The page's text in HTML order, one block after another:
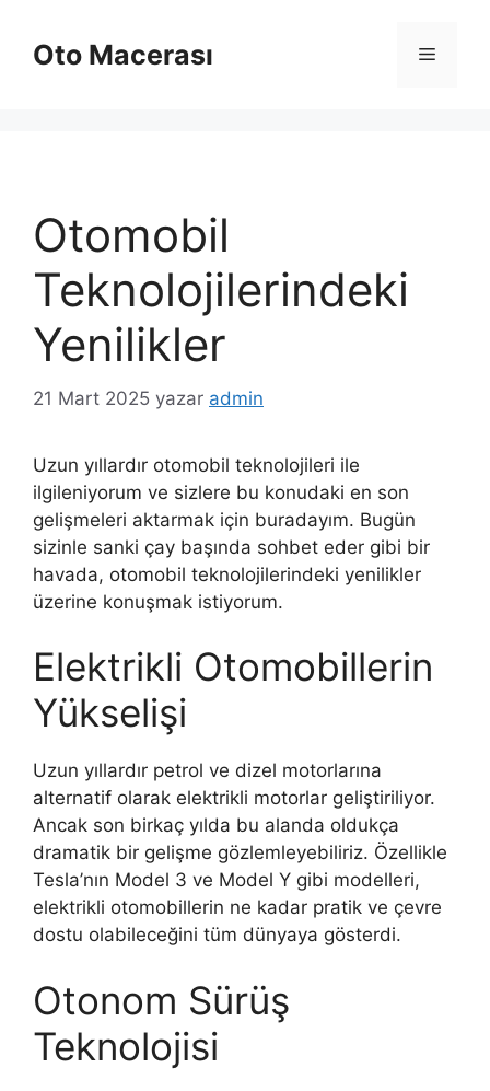
Oto Macerası Menü
Otomobil
Teknolojilerindeki
Yenilikler
21 Mart 2025 yazar admin
Uzun yıllardır otomobil teknolojileri ile
ilgileniyorum ve sizlere bu konudaki en son
gelişmeleri aktarmak için buradayım. Bugün
sizinle sanki çay başında sohbet eder gibi bir
havada, otomobil teknolojilerindeki yenilikler
üzerine konuşmak istiyorum.
Elektrikli Otomobillerin
Yükselişi
Uzun yıllardır petrol ve dizel motorlarına
alternatif olarak elektrikli motorlar geliştiriliyor.
Ancak son birkaç yılda bu alanda oldukça
dramatik bir gelişme gözlemleyebiliriz. Özellikle
Tesla’nın Model 3 ve Model Y gibi modelleri,
elektrikli otomobillerin ne kadar pratik ve çevre
dostu olabileceğini tüm dünyaya gösterdi.
Otonom Sürüş
Teknolojisi